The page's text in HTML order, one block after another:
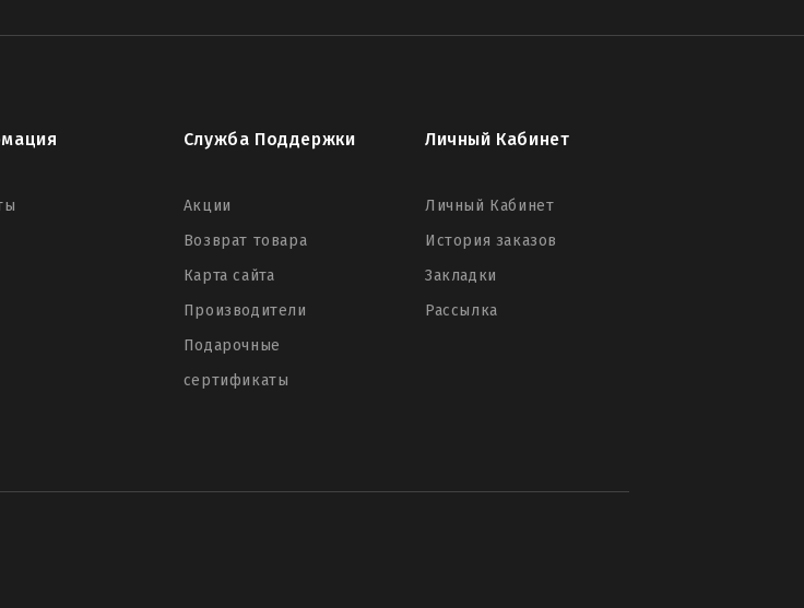
Служба Поддержки
Акции
Возврат товара
Карта сайта
Производители
Подарочные
сертификаты
Личный Кабинет
Личный Кабинет
История заказов
Закладки
Рассылка